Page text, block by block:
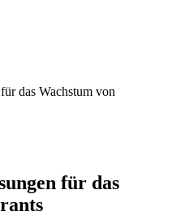
das Wachstum von
für das